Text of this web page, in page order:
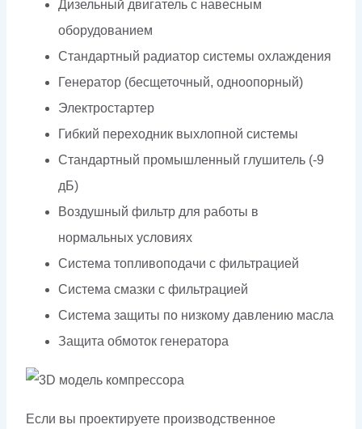
Дизельный двигатель с навесным
оборудованием
Стандартный радиатор системы охлаждения
Генератор (бесщеточный, одноопорный)
Электростартер
Гибкий переходник выхлопной системы
Стандартный промышленный глушитель (-9
дБ)
Воздушный фильтр для работы в
нормальных условиях
Система топливоподачи с фильтрацией
Система смазки с фильтрацией
Система защиты по низкому давлению масла
Защита обмоток генератора
Если вы проектируете производственное